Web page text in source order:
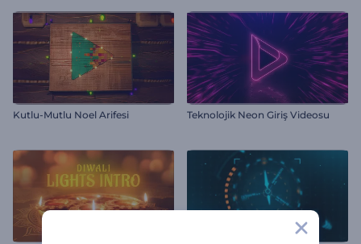
Kutlu-Mutlu Noel Arifesi Teknolojik Neon Giriş Videosu